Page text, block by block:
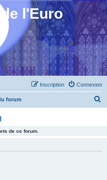
l'Euro
Connexion
Inscription
forum
de ce forum.